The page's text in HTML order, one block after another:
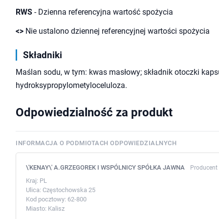
RWS - Dzienna referencyjna wartość spożycia
<> Nie ustalono dziennej referencyjnej wartości spożycia
Składniki
Maślan sodu, w tym: kwas masłowy; składnik otoczki
hydroksypropylometyloceluloza.
Odpowiedzialność za produkt
INFORMACJA O PODMIOTACH ODPOWIEDZIALNYCH
\'KENAY\' A.GRZEGOREK I WSPÓLNICY SPÓŁKA JAWNA Producent
Kraj: PL
Ulica: Częstochowska 25
Kod pocztowy: 62-800
Miasto: Kalisz